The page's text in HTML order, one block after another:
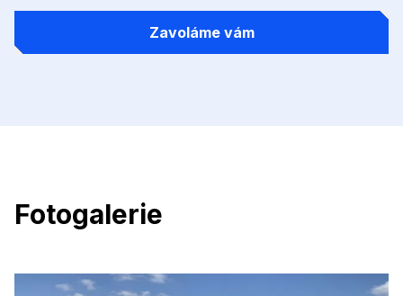
Zavoláme vám
Fotogalerie